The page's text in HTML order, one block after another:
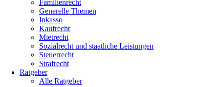
Familienrecht
Generelle Themen
Inkasso
Kaufrecht
Mietrecht
Sozialrecht und staatliche Leistungen
Steuerrecht
Strafrecht
Ratgeber
Alle Ratgeber